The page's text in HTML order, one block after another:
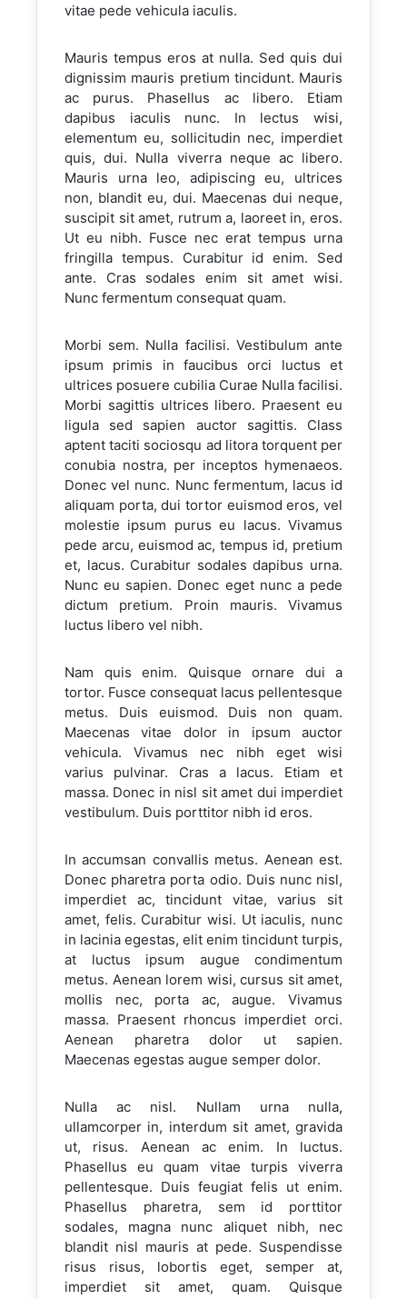
vitae pede vehicula iaculis.
Mauris tempus eros at nulla. Sed quis dui
dignissim mauris pretium tincidunt. Mauris
ac purus. Phasellus ac libero. Etiam
dapibus iaculis nunc. In lectus wisi,
elementum eu, sollicitudin nec, imperdiet
quis, dui. Nulla viverra neque ac libero.
Mauris urna leo, adipiscing eu, ultrices
non, blandit eu, dui. Maecenas dui neque,
suscipit sit amet, rutrum a, laoreet in, eros.
Ut eu nibh. Fusce nec erat tempus urna
fringilla tempus. Curabitur id enim. Sed
ante. Cras sodales enim sit amet wisi.
Nunc fermentum consequat quam.
Morbi sem. Nulla facilisi. Vestibulum ante
ipsum primis in faucibus orci luctus et
ultrices posuere cubilia Curae Nulla facilisi.
Morbi sagittis ultrices libero. Praesent eu
ligula sed sapien auctor sagittis. Class
aptent taciti sociosqu ad litora torquent per
conubia nostra, per inceptos hymenaeos.
Donec vel nunc. Nunc fermentum, lacus id
aliquam porta, dui tortor euismod eros, vel
molestie ipsum purus eu lacus. Vivamus
pede arcu, euismod ac, tempus id, pretium
et, lacus. Curabitur sodales dapibus urna.
Nunc eu sapien. Donec eget nunc a pede
dictum pretium. Proin mauris. Vivamus
luctus libero vel nibh.
Nam quis enim. Quisque ornare dui a
tortor. Fusce consequat lacus pellentesque
metus. Duis euismod. Duis non quam.
Maecenas vitae dolor in ipsum auctor
vehicula. Vivamus nec nibh eget wisi
varius pulvinar. Cras a lacus. Etiam et
massa. Donec in nisl sit amet dui imperdiet
vestibulum. Duis porttitor nibh id eros.
In accumsan convallis metus. Aenean est.
Donec pharetra porta odio. Duis nunc nisl,
imperdiet ac, tincidunt vitae, varius sit
amet, felis. Curabitur wisi. Ut iaculis, nunc
in lacinia egestas, elit enim tincidunt turpis,
at luctus ipsum augue condimentum
metus. Aenean lorem wisi, cursus sit amet,
mollis nec, porta ac, augue. Vivamus
massa. Praesent rhoncus imperdiet orci.
Aenean pharetra dolor ut sapien.
Maecenas egestas augue semper dolor.
Nulla ac nisl. Nullam urna nulla,
ullamcorper in, interdum sit amet, gravida
ut, risus. Aenean ac enim. In luctus.
Phasellus eu quam vitae turpis viverra
pellentesque. Duis feugiat felis ut enim.
Phasellus pharetra, sem id porttitor
sodales, magna nunc aliquet nibh, nec
blandit nisl mauris at pede. Suspendisse
risus risus, lobortis eget, semper at,
imperdiet sit amet, quam. Quisque